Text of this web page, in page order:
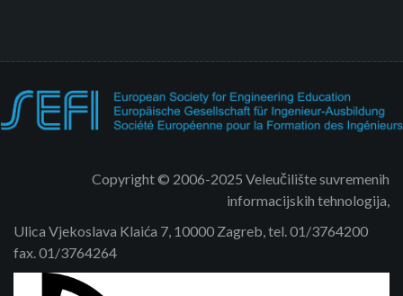
Copyright © 2006-2025 Veleučilište suvremenih
informacijskih tehnologija,
Ulica Vjekoslava Klaića 7, 10000 Zagreb, tel. 01/3764200
fax. 01/3764264